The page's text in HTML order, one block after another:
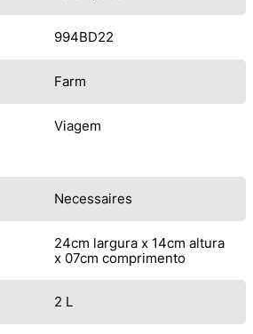
994BD22
Farm
Viagem
Necessaires
24cm largura x 14cm altura
x 07cm comprimento
2 L